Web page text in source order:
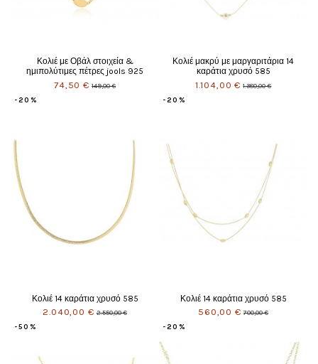
Κολιέ με Οβάλ στοιχεία &
ημιπολύτιμες πέτρες jools 925
74,50 € 149,00 €
Κολιέ μακρύ με μαργαριτάρια 14
καράτια χρυσό 585
1.104,00 € 1.380,00 €
-20%
Κολιέ 14 καράτια χρυσό 585
2.040,00 € 2.550,00 €
-20%
Κολιέ 14 καράτια χρυσό 585
560,00 € 700,00 €
-50% -20%